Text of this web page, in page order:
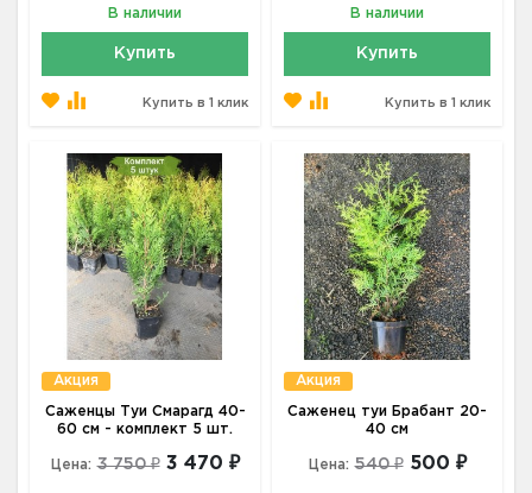
В наличии
Купить
Купить в 1 клик
В наличии
Купить
Купить в 1 клик
Акция
Саженцы Туи Смарагд 40-
60 см - комплект 5 шт.
Цена: 3 750 ₽ 3 470 ₽
Акция
Саженец туи Брабант 20-
40 см
Цена: 540 ₽ 500 ₽